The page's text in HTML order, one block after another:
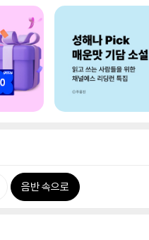
음반 속으로